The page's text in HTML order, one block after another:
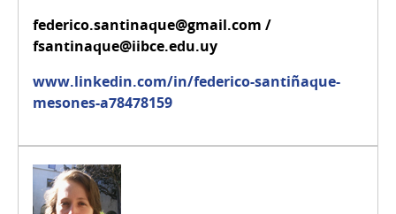
federico.santinaque@gmail.com /
fsantinaque@iibce.edu.uy
www.linkedin.com/in/federico-santiñaque-
mesones-a78478159